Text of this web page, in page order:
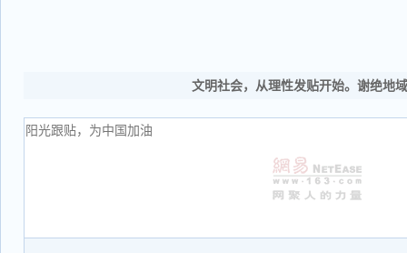
文明社会，从理性发贴开始。谢绝地